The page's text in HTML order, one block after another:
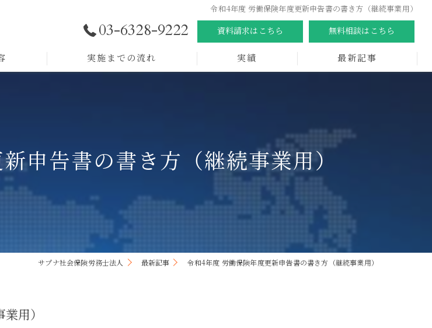
令和4年度 労働保険年度更新申告書の書き方（継続事業用）
03-6328-9222 資料請求はこちら 無料相談はこちら
実施までの流れ 実績 最新記事
申告書の書き方（継続事業用）
サプナ社会保険労務士法人 最新記事 令和4年度 労働保険年度更新申告書の書き方（継続事業用）
用）